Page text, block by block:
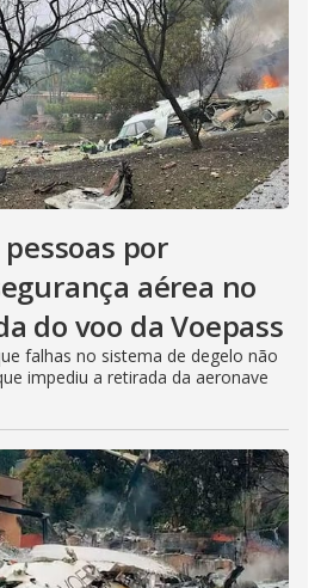
por
aérea no
do voo da Voepass
falhas no sistema de degelo não
impediu a retirada da aeronave